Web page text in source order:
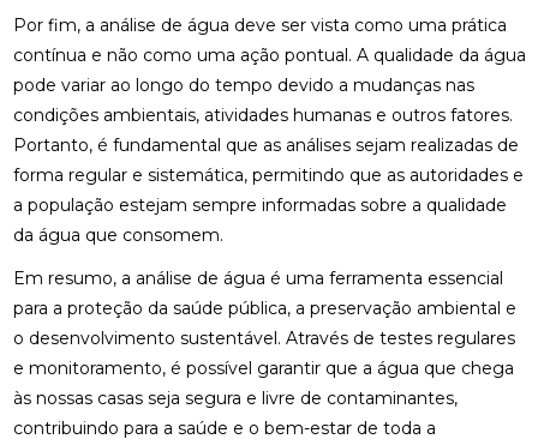
Por fim, a análise de água deve ser vista como uma prática
contínua e não como uma ação pontual. A qualidade da água
pode variar ao longo do tempo devido a mudanças nas
condições ambientais, atividades humanas e outros fatores.
Portanto, é fundamental que as análises sejam realizadas de
forma regular e sistemática, permitindo que as autoridades e
a população estejam sempre informadas sobre a qualidade
da água que consomem.
Em resumo, a análise de água é uma ferramenta essencial
para a proteção da saúde pública, a preservação ambiental e
o desenvolvimento sustentável. Através de testes regulares
e monitoramento, é possível garantir que a água que chega
às nossas casas seja segura e livre de contaminantes,
contribuindo para a saúde e o bem-estar de toda a